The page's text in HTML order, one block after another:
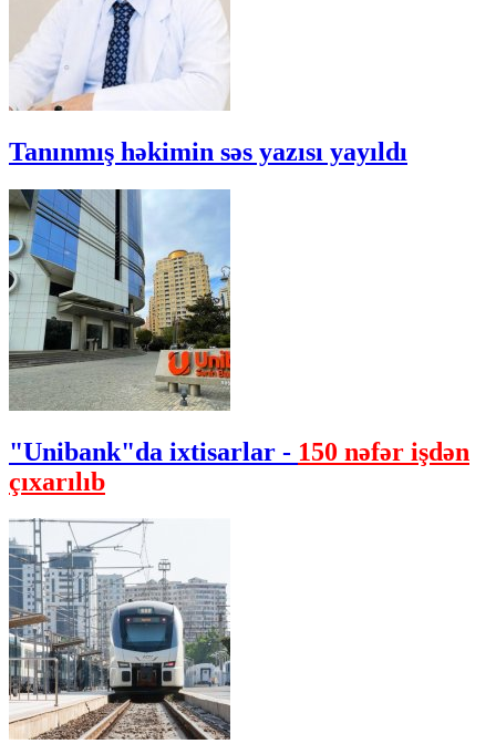
Tanınmış həkimin səs yazısı yayıldı
"Unibank"da ixtisarlar - 150 nəfər işdən
çıxarılıb